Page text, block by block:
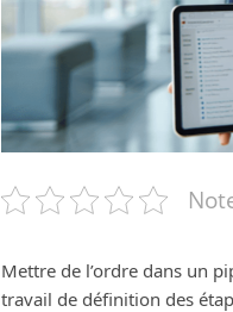
Mettre de l’ordre dans un
travail de définition des